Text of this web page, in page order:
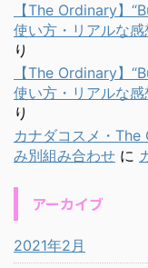
【The Ordinary】
使い方・リアルな感
り
【The Ordinary】
使い方・リアルな感
り
カナダコスメ・
み別組み合わせ に
アーカイブ
2021年2月